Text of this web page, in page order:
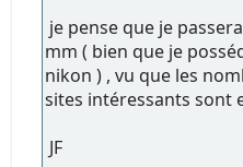
je pense que je
mm ( bien que je
nikon ) , vu que les
sites intéressants sont
JF